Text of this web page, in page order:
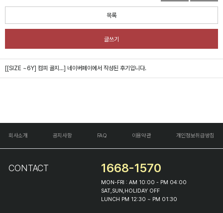
목록
글쓰기
[[SIZE ~6Y] 컴피 골지...] 네이버페이에서 작성된 후기입니다.
회사소개 공지사항 FAQ 이용약관 개인정보취급방침
CONTACT 1668-1570
MON-FRI : AM 10:00 - PM 04:00
SAT,SUN,HOLIDAY OFF
LUNCH PM 12:30 ~ PM 01:30